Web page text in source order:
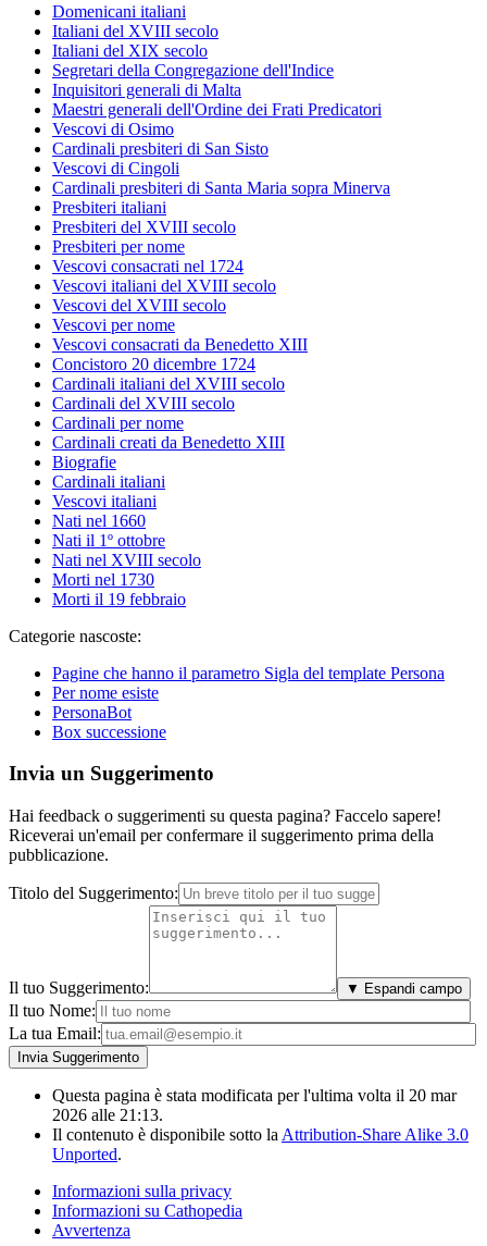
Domenicani italiani
Italiani del XVIII secolo
Italiani del XIX secolo
Segretari della Congregazione dell'Indice
Inquisitori generali di Malta
Maestri generali dell'Ordine dei Frati Predicatori
Vescovi di Osimo
Cardinali presbiteri di San Sisto
Vescovi di Cingoli
Cardinali presbiteri di Santa Maria sopra Minerva
Presbiteri italiani
Presbiteri del XVIII secolo
Presbiteri per nome
Vescovi consacrati nel 1724
Vescovi italiani del XVIII secolo
Vescovi del XVIII secolo
Vescovi per nome
Vescovi consacrati da Benedetto XIII
Concistoro 20 dicembre 1724
Cardinali italiani del XVIII secolo
Cardinali del XVIII secolo
Cardinali per nome
Cardinali creati da Benedetto XIII
Biografie
Cardinali italiani
Vescovi italiani
Nati nel 1660
Nati il 1º ottobre
Nati nel XVIII secolo
Morti nel 1730
Morti il 19 febbraio
Categorie nascoste:
Pagine che hanno il parametro Sigla del template Persona
Per nome esiste
PersonaBot
Box successione
Invia un Suggerimento
Hai feedback o suggerimenti su questa pagina? Faccelo sapere!
Riceverai un'email per confermare il suggerimento prima della
pubblicazione.
Titolo del Suggerimento:
Il tuo Suggerimento: ▼ Espandi campo
Il tuo Nome:
La tua Email:
Questa pagina è stata modificata per l'ultima volta il 20 mar
2026 alle 21:13.
Il contenuto è disponibile sotto la Attribution-Share Alike 3.0
Unported.
Informazioni sulla privacy
Informazioni su Cathopedia
Avvertenza